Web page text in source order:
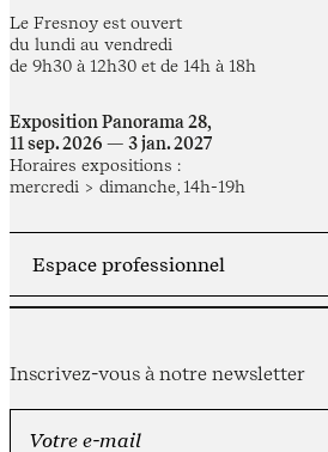
Le Fresnoy est ouvert
du lundi au vendredi
de 9h30 à 12h30 et de 14h à 18h
Exposition Panorama 28,
11 sep. 2026 — 3 jan. 2027
Horaires expositions :
mercredi > dimanche, 14h-19h
Inscrivez-vous à notre newsletter